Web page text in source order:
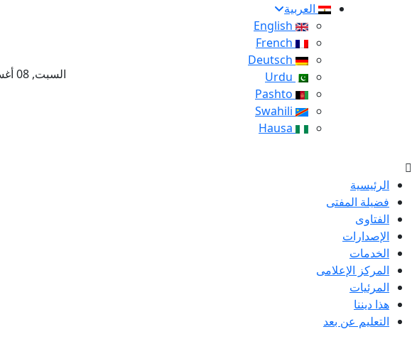
العربية
السبت, 08 أغسطس 2026 – 25 صفر 1448 هـ
الرئيسية
فضيلة المفتى
الفتاوى
الإصدارات
الخدمات
المركز الإعلامى
المرئيات
هذا ديننا
التعليم عن بعد